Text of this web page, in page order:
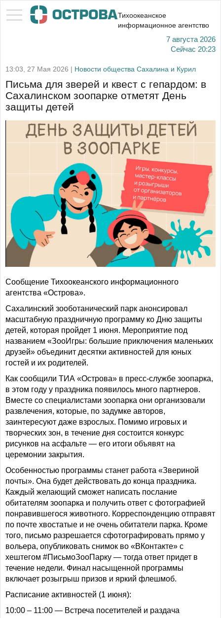
Тихоокеанское
информационное агентство
7 августа 2026
Сейчас 20:23
13:03, 27 Мая 2026 | Новости общества Сахалина и Курил
Письма для зверей и квест с гепардом: в
Сахалинском зоопарке отметят День
защиты детей
Сообщение Тихоокеанского информационного
агентства «Острова».
Сахалинский зооботанический парк анонсировал
масштабную праздничную программу ко Дню защиты
детей, которая пройдет 1 июня. Мероприятие под
названием «ЗооИгры: большие приключения маленьких
друзей» объединит десятки активностей для юных
гостей и их родителей.
Как сообщили ТИА «Острова» в пресс-службе зоопарка,
в этом году у праздника появилось много партнеров.
Вместе со специалистами зоопарка они организовали
развлечения, которые, по задумке авторов,
заинтересуют даже взрослых. Помимо игровых и
творческих зон, в течение дня состоится конкурс
рисунков на асфальте — его итоги объявят на
церемонии закрытия.
Особенностью программы станет работа «Звериной
почты». Она будет действовать до конца праздника.
Каждый желающий сможет написать послание
обитателям зоопарка и получить ответ с фотографией
понравившегося животного. Корреспонденцию отправят
по почте хвостатые и не очень обитатели парка. Кроме
того, письмо разрешается сфотографировать прямо у
вольера, опубликовать снимок во «ВКонтакте» с
хештегом #ПисьмоЗооПарку — тогда ответ придет в
течение недели. Финал насыщенной программы
включает розыгрыш призов и яркий флешмоб.
Расписание активностей (1 июня):
10:00 – 11:00 — Встреча посетителей и раздача